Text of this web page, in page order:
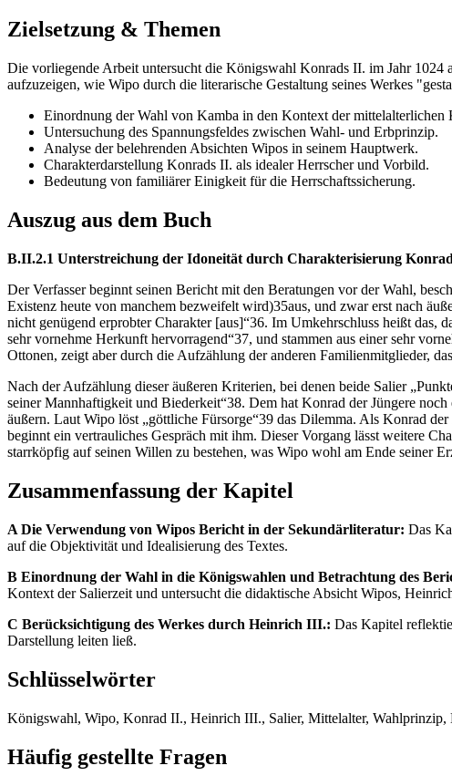
Zielsetzung & Themen
Die vorliegende Arbeit untersucht die Königswahl Konrads II. im Jahr
aufzuzeigen, wie Wipo durch die literarische Gestaltung seines Werkes
Einordnung der Wahl von Kamba in den Kontext der mittelalterlichen
Untersuchung des Spannungsfeldes zwischen Wahl- und Erbprinzip.
Analyse der belehrenden Absichten Wipos in seinem Hauptwerk.
Charakterdarstellung Konrads II. als idealer Herrscher und Vorbild.
Bedeutung von familiärer Einigkeit für die Herrschaftssicherung.
Auszug aus dem Buch
B.II.2.1 Unterstreichung der Idoneität durch Charakterisierung
Der Verfasser beginnt seinen Bericht mit den Beratungen vor der Wahl,
Existenz heute von manchem bezweifelt wird)35aus, und zwar erst nach
nicht genügend erprobter Charakter [aus]“36. Im Umkehrschluss heißt das,
sehr vornehme Herkunft hervorragend“37, und stammen aus einer sehr
Ottonen, zeigt aber durch die Aufzählung der anderen Familienmitglieder,
Nach der Aufzählung dieser äußeren Kriterien, bei denen beide Salier
seiner Mannhaftigkeit und Biederkeit“38. Dem hat Konrad der Jüngere
äußern. Laut Wipo löst „göttliche Fürsorge“39 das Dilemma. Als Konrad
beginnt ein vertrauliches Gespräch mit ihm. Dieser Vorgang lässt weitere
starrköpfig auf seinen Willen zu bestehen, was Wipo wohl am Ende seiner
Zusammenfassung der Kapitel
A Die Verwendung von Wipos Bericht in der Sekundärliteratur: Das
auf die Objektivität und Idealisierung des Textes.
B Einordnung der Wahl in die Königswahlen und Betrachtung des
Kontext der Salierzeit und untersucht die didaktische Absicht Wipos,
C Berücksichtigung des Werkes durch Heinrich III.: Das Kapitel
Darstellung leiten ließ.
Schlüsselwörter
Königswahl, Wipo, Konrad II., Heinrich III., Salier, Mittelalter, Wahlprinzip,
Häufig gestellte Fragen